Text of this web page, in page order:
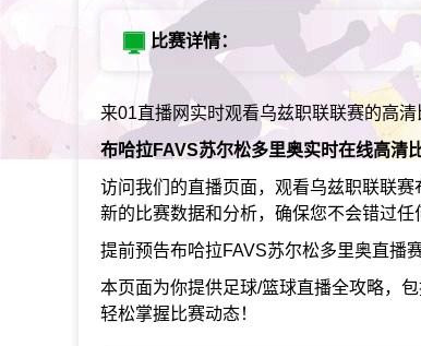
比赛详情：
来01直播网实时观看乌兹职联联赛的高清
布哈拉FAVS苏尔松多里奥实时在线高清
访问我们的直播页面，观看乌兹职联联
新的比赛数据和分析，确保您不会错过任
提前预告布哈拉FAVS苏尔松多里奥直播
本页面为你提供足球/篮球直播全攻略，
轻松掌握比赛动态！